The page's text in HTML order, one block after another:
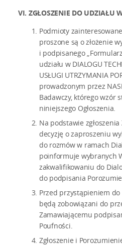
VI. ZGŁOSZENIE DO UDZIAŁU
Podmioty
proszone są o złożenie
i podpisanego
udziału w DIALOGU
USŁUGI UTRZYMANIA
prowadzonym przez
Badawczy, którego wzór
niniejszego Ogłoszenia.
Na podstawie
decyzję o zaproszeniu
do rozmów w ramach
poinformuje wybranych
zakwalifikowaniu do
do podpisania
Przed przystąpieniem
będą zobowiązani do
Zamawiającemu
Poufności.
Zgłoszenie i